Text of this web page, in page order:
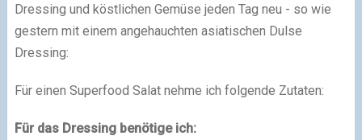
Dressing und köstlichen Gemüse jeden Tag neu - so wie
gestern mit einem angehauchten asiatischen Dulse
Dressing:
Für einen Superfood Salat nehme ich folgende Zutaten:
Für das Dressing benötige ich: